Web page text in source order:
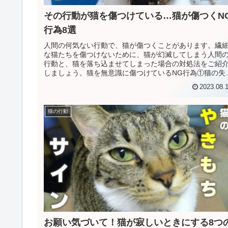
その行動が猫を傷つけている…猫が傷つく
行為8選
人間の何気ない行動で、猫が傷つくことがあります。繊
な猫たちを傷つけないために、猫が幻滅してしまう人間
行動と、猫を落ち込ませてしまった場合の対処法をご紹
しましょう。猫を無意識に傷つけているNG行為①猫の失
猫の行動
お願い気づいて！猫が寂しいときにする8つ